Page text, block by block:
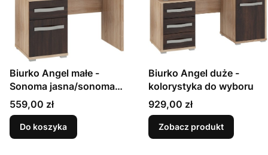
Biurko Angel małe -
Sonoma jasna/sonoma
ciemna
Cena
559,00 zł
Do koszyka
Biurko Angel duże -
kolorystyka do wyboru
Cena
929,00 zł
Zobacz produkt